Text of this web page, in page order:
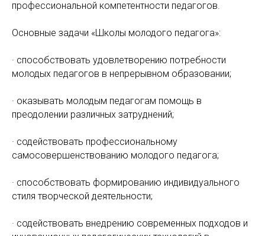
профессиональной компетентности педагогов.
Основные задачи «Школы молодого педагога»:
· способствовать удовлетворению потребности
молодых педагогов в непрерывном образовании;
· оказывать молодым педагогам помощь в
преодолении различных затруднений;
· содействовать профессиональному
самосовершенствованию молодого педагога;
· способствовать формированию индивидуального
стиля творческой деятельности;
· содействовать внедрению современных подходов и